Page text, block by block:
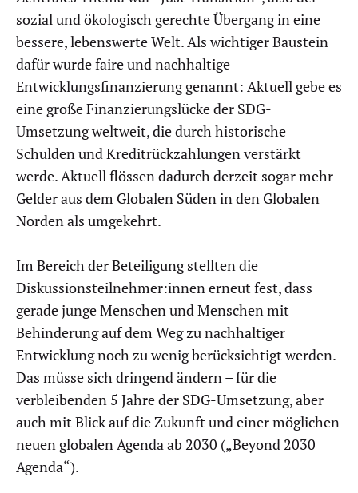
sozial und ökologisch gerechte Übergang in eine
bessere, lebenswerte Welt. Als wichtiger Baustein
dafür wurde faire und nachhaltige
Entwicklungsfinanzierung genannt: Aktuell gebe es
eine große Finanzierungslücke der SDG-
Umsetzung weltweit, die durch historische
Schulden und Kreditrückzahlungen verstärkt
werde. Aktuell flössen dadurch derzeit sogar mehr
Gelder aus dem Globalen Süden in den Globalen
Norden als umgekehrt.
Im Bereich der Beteiligung stellten die
Diskussionsteilnehmer:innen erneut fest, dass
gerade junge Menschen und Menschen mit
Behinderung auf dem Weg zu nachhaltiger
Entwicklung noch zu wenig berücksichtigt werden.
Das müsse sich dringend ändern – für die
verbleibenden 5 Jahre der SDG-Umsetzung, aber
auch mit Blick auf die Zukunft und einer möglichen
neuen globalen Agenda ab 2030 („Beyond 2030
Agenda“).